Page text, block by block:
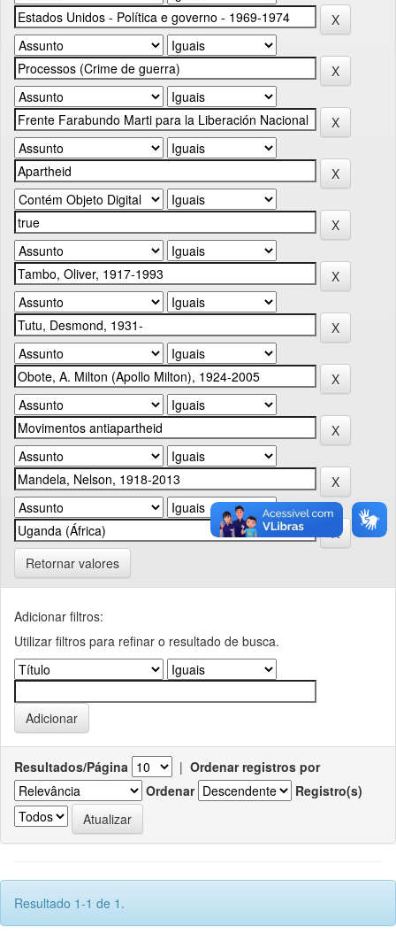
Retornar valores
Adicionar filtros:
Utilizar filtros para refinar o resultado de busca.
Resultados/Página | Ordenar registros por
Ordenar
Registro(s)
Resultado 1-1 de 1.